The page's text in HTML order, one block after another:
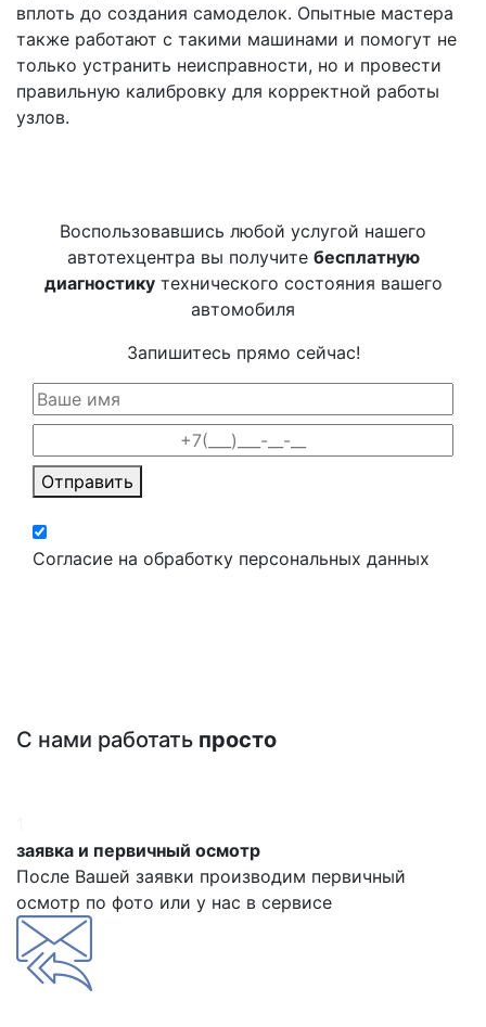
вплоть до создания самоделок. Опытные мастера
также работают с такими машинами и помогут не
только устранить неисправности, но и провести
правильную калибровку для корректной работы
узлов.
Воспользовавшись любой услугой нашего
автотехцентра вы получите бесплатную
диагностикутехнического состояния вашего
автомобиля
Запишитесь прямо сейчас!
Отправить
Согласие на обработку персональных данных
С нами работать просто
заявка и первичный осмотр
После Вашей заявки производим первичный
осмотр по фото или у нас в сервисе